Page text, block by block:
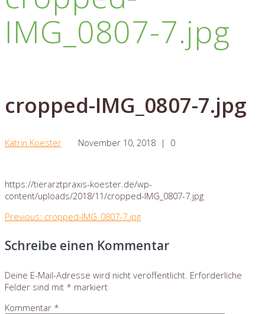
IMG_0807-7.jpg
cropped-IMG_0807-7.jpg
Katrin Koester November 10, 2018 | 0
https://tierarztpraxis-koester.de/wp-
content/uploads/2018/11/cropped-IMG_0807-7.jpg
Beitragsnavigation
Previous: Previous
cropped-IMG_0807-7.jpg
Schreibe einen Kommentar
Deine E-Mail-Adresse wird nicht veröffentlicht. Erforderliche
Felder sind mit * markiert
Kommentar *